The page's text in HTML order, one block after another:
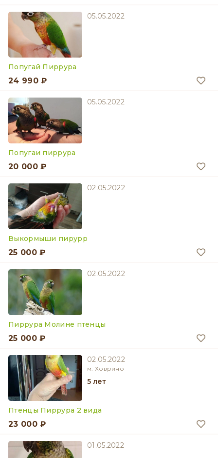
05.05.2022
Попугай Пиррура
24 990 ₽
05.05.2022
Попугаи пиррура
20 000 ₽
02.05.2022
Выкормыши пирурр
25 000 ₽
02.05.2022
Пиррура Молине птенцы
25 000 ₽
02.05.2022
м. Ховрино
5 лет
Птенцы Пиррура 2 вида
23 000 ₽
01.05.2022